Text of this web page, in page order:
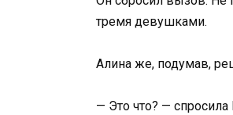
тремя девушками.
Алина же, подумав,
— Это что? —